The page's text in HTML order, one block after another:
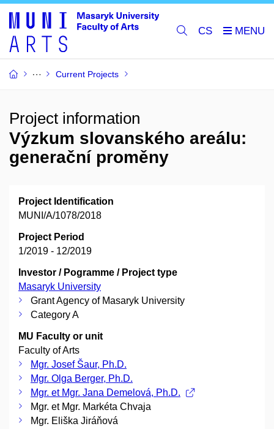
CS
Current Projects
Project information
Výzkum slovanského areálu:
generační proměny
Project Identification
MUNI/A/1078/2018
Project Period
1/2019 - 12/2019
Investor / Pogramme / Project type
Masaryk University
Grant Agency of Masaryk University
Category A
MU Faculty or unit
Faculty of Arts
Mgr. Josef Šaur, Ph.D.
Mgr. Olga Berger, Ph.D.
Mgr. et Mgr. Jana Demelová, Ph.D.
Mgr. et Mgr. Markéta Chvaja
Mgr. Eliška Jiráňová